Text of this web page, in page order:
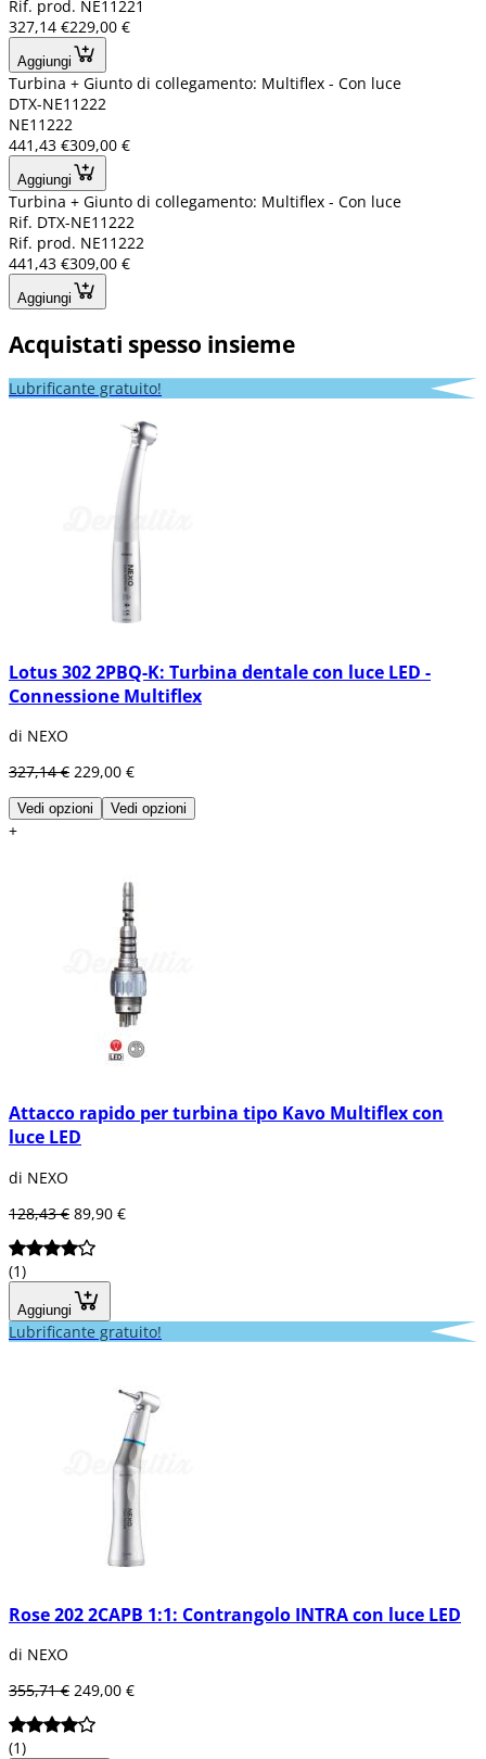
Rif. prod. NE11221
327,14 €229,00 €
Aggiungi
Turbina + Giunto di collegamento: Multiflex - Con luce
DTX-NE11222
NE11222
441,43 €309,00 €
Aggiungi
Turbina + Giunto di collegamento: Multiflex - Con luce
Rif. DTX-NE11222
Rif. prod. NE11222
441,43 €309,00 €
Aggiungi
Acquistati spesso insieme
Lubrificante gratuito!
Lotus 302 2PBQ-K: Turbina dentale con luce LED -
Connessione Multiflex
di NEXO
327,14 € 229,00 €
Vedi opzioni Vedi opzioni
+
Attacco rapido per turbina tipo Kavo Multiflex con
luce LED
di NEXO
128,43 € 89,90 €
(1)
Aggiungi
Lubrificante gratuito!
Rose 202 2CAPB 1:1: Contrangolo INTRA con luce LED
di NEXO
355,71 € 249,00 €
(1)